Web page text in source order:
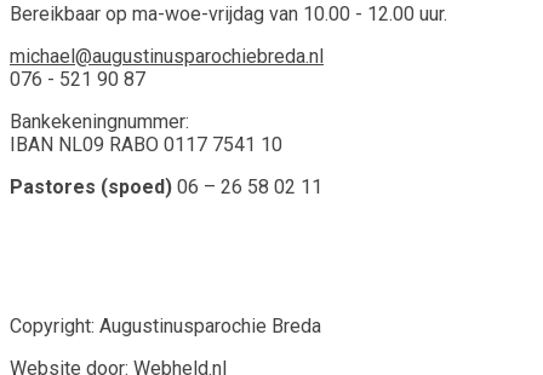
Bereikbaar op ma-woe-vrijdag van 10.00 - 12.00 uur.
michael@augustinusparochiebreda.nl
076 - 521 90 87
Bankekeningnummer:
IBAN NL09 RABO 0117 7541 10
Pastores (spoed) 06 – 26 58 02 11
Copyright: Augustinusparochie Breda
Website door: Webheld.nl